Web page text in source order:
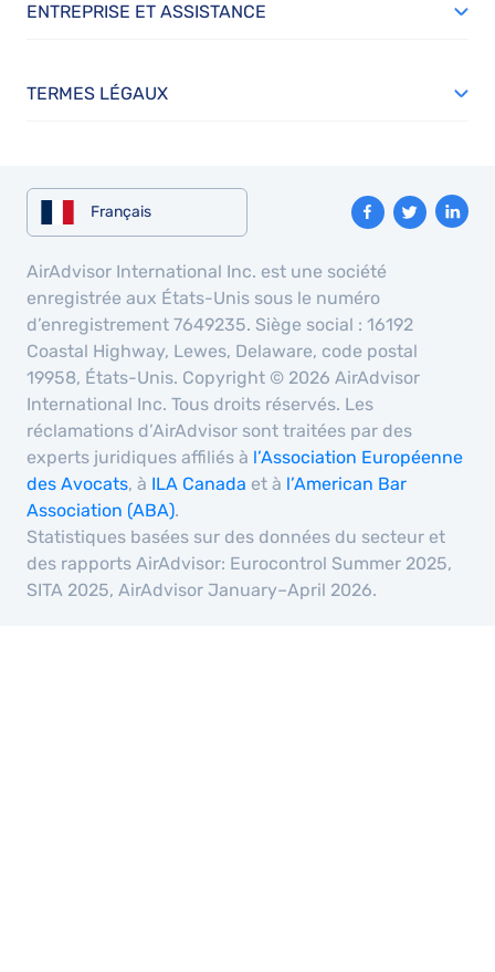
ENTREPRISE ET ASSISTANCE
TERMES LÉGAUX
Français
AirAdvisor International Inc. est une société
enregistrée aux États-Unis sous le numéro
d’enregistrement 7649235. Siège social : 16192
Coastal Highway, Lewes, Delaware, code postal
19958, États-Unis. Copyright © 2026 AirAdvisor
International Inc. Tous droits réservés. Les
réclamations d’AirAdvisor sont traitées par des
experts juridiques affiliés à l’Association Européenne
des Avocats, à ILA Canada et à l’American Bar
Association (ABA).
Statistiques basées sur des données du secteur et
des rapports AirAdvisor: Eurocontrol Summer 2025,
SITA 2025, AirAdvisor January–April 2026.